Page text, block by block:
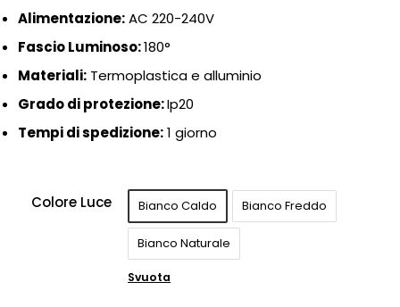
Alimentazione:AC 220-240V
Fascio Luminoso:180°
Materiali: Termoplastica e alluminio
Grado di protezione:Ip20
Tempi di spedizione:1 giorno
Colore Luce Bianco Caldo Bianco Freddo
Bianco Naturale
Svuota